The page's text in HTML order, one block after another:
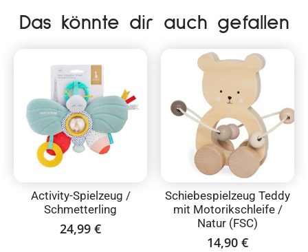
Das könnte dir auch gefallen
Activity-Spielzeug /
Schmetterling
24,99 €
Schiebespielzeug Teddy
mit Motorikschleife /
Natur (FSC)
14,90 €